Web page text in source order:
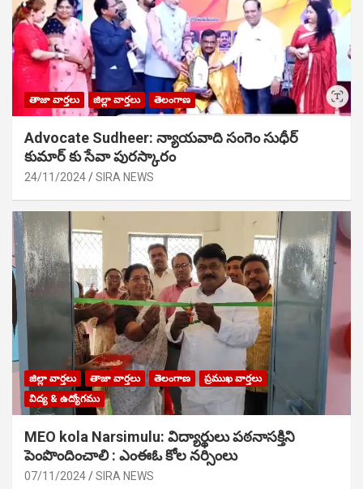
తాజా వార్తలు జిల్లా వార్తలు తెలంగాణ
Advocate Sudheer: న్యాయవాది సంగెం సుధీర్
కుమార్ కు సేవా పురస్కారం
24/11/2024 SIRA NEWS
జిల్లా వార్తలు తాజా వార్తలు తెలంగాణ
ప్రముఖ వార్తలు
విద్య & ఉద్యోగము
MEO kola Narsimulu: విద్యార్థులు పఠ‌నాసక్తిని
పెంపొందించాలి : ఎంఈఓ కోల నర్సింలు
07/11/2024 SIRA NEWS